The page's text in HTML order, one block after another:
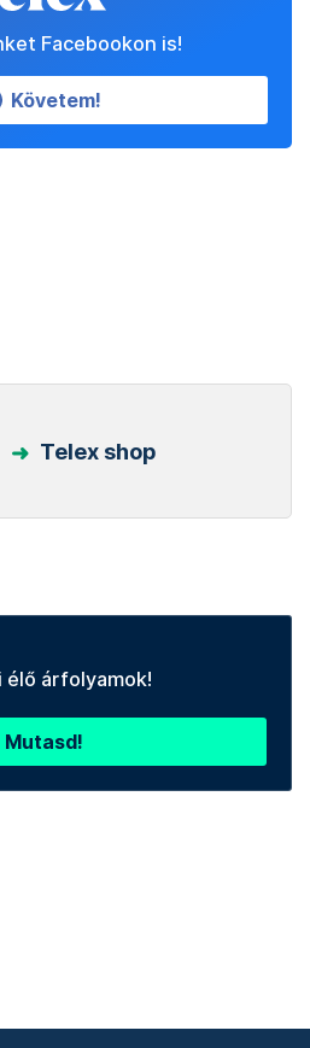
Facebookon is!
Követem!
Telex shop
élő árfolyamok!
Mutasd!